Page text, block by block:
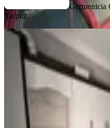
Germenicia
Yarpuz
YENİ
Dulkadiroğlu,
95 m²·